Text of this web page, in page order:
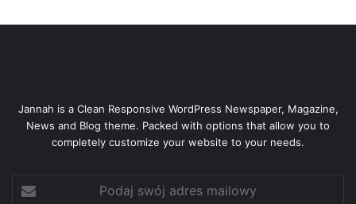
Jannah is a Clean Responsive WordPress Newspaper, Magazine,
News and Blog theme. Packed with options that allow you to
completely customize your website to your needs.
swój